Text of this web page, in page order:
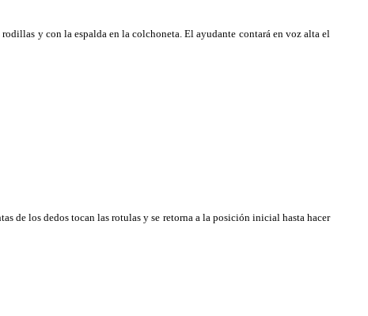
y con la espalda en la colchoneta. El ayudante contará en voz alta el
de los dedos tocan las rotulas y se retorna a la posición inicial hasta hacer